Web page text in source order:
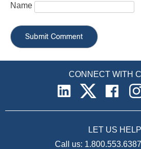
Name
CONNECT WITH
LET US HELP
Call us: 1.800.553.6387